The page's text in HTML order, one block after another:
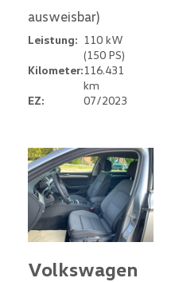
ausweisbar)
Leistung: 110 kW
(150 PS)
Kilometer:116.431
km
EZ:
07/2023
Volkswagen